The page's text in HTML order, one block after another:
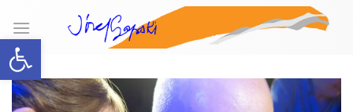
Open toolbar
content